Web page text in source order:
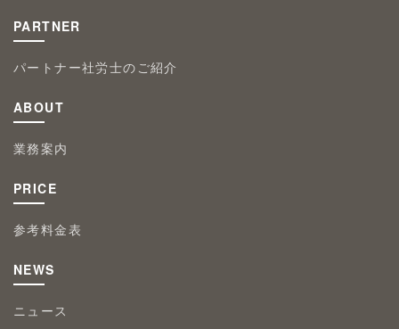
PARTNER
パートナー社労士のご紹介
ABOUT
業務案内
PRICE
参考料金表
NEWS
ニュース